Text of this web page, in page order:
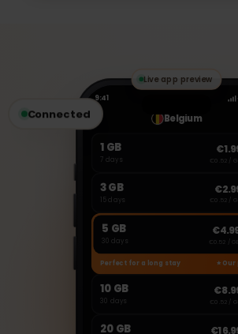
wykonywać połączenia i wysyłać
wiadomości.